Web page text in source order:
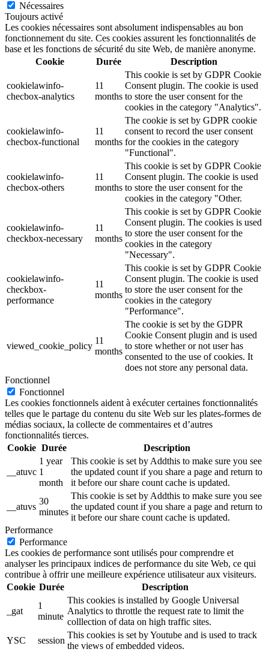
Nécessaires
Toujours activé
Les cookies nécessaires sont absolument indispensables au bon
fonctionnement du site. Ces cookies assurent les fonctionnalités de
base et les fonctions de sécurité du site Web, de manière anonyme.
Cookie
Durée Description
cookielawinfo-
checbox-analytics
11
months
This cookie is set by GDPR Cookie
Consent plugin. The cookie is used
to store the user consent for the
cookies in the category "Analytics".
cookielawinfo-
checbox-functional
11
months
The cookie is set by GDPR cookie
consent to record the user consent
for the cookies in the category
"Functional".
cookielawinfo-
checbox-others
11
months
This cookie is set by GDPR Cookie
Consent plugin. The cookie is used
to store the user consent for the
cookies in the category "Other.
cookielawinfo-
checkbox-necessary
11
months
This cookie is set by GDPR Cookie
Consent plugin. The cookies is used
to store the user consent for the
cookies in the category
"Necessary".
cookielawinfo-
checkbox-
performance
11
months
This cookie is set by GDPR Cookie
Consent plugin. The cookie is used
to store the user consent for the
cookies in the category
"Performance".
viewed_cookie_policy
11
months
The cookie is set by the GDPR
Cookie Consent plugin and is used
to store whether or not user has
consented to the use of cookies. It
does not store any personal data.
Fonctionnel
Fonctionnel
Les cookies fonctionnels aident à exécuter certaines fonctionnalités
telles que le partage du contenu du site Web sur les plates-formes de
médias sociaux, la collecte de commentaires et d’autres
fonctionnalités tierces.
Cookie Durée Description
__atuvc
1 year
1
month
This cookie is set by Addthis to make sure you see
the updated count if you share a page and return to
it before our share count cache is updated.
__atuvs
30
minutes
This cookie is set by Addthis to make sure you see
the updated count if you share a page and return to
it before our share count cache is updated.
Performance
Performance
Les cookies de performance sont utilisés pour comprendre et
analyser les principaux indices de performance du site Web, ce qui
contribue à offrir une meilleure expérience utilisateur aux visiteurs.
Cookie Durée Description
_gat
1
minute
This cookies is installed by Google Universal
Analytics to throttle the request rate to limit the
colllection of data on high traffic sites.
YSC
session
This cookies is set by Youtube and is used to track
the views of embedded videos.